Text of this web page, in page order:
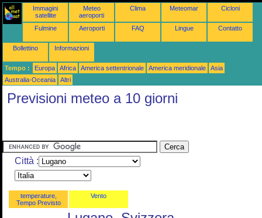
Immagini
satellite
Meteo
aeroporti
Clima Meteomar Cicloni
Fulmine Aeroporti FAQ Lingue Contatto
Bollettino Informazioni
Tempo : Europa Africa America settentrionale America meridionale
Asia
Australia-Oceania
Altri
Previsioni meteo a 10 giorni
Città :
temperature,
Tempo Previsto
Vento